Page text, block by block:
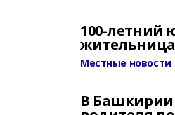
100-летний
Местные новости
В Башкирии